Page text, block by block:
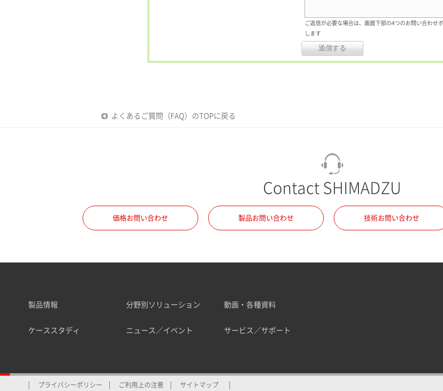
ご返信が必要な場合は、画面下部の4つのお問い合わせ
します
よくあるご質問（FAQ）のTOPに戻る
Contact SHIMADZU
価格お問い合わせ 製品お問い合わせ 技術お問い合わせ
製品情報 分野別ソリューション 動画・各種資料
ケーススタディ ニュース／イベント サービス／サポート
プライバシーポリシー ご利用上の注意 サイトマップ